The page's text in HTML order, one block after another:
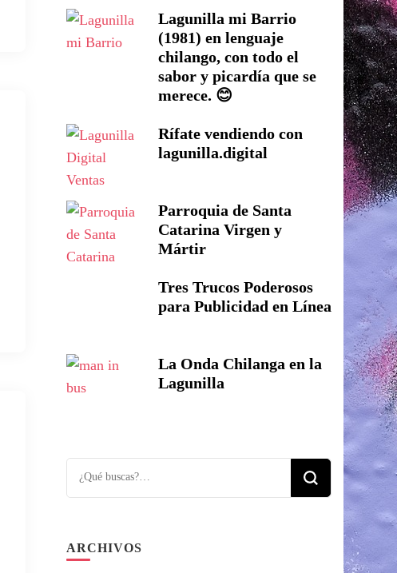
Lagunilla mi Barrio
(1981) en lenguaje
chilango, con todo el
sabor y picardía que se
merece. 😊
Rífate vendiendo con
lagunilla.digital
Parroquia de Santa
Catarina Virgen y
Mártir
Tres Trucos Poderosos
para Publicidad en Línea
La Onda Chilanga en la
Lagunilla
Looking
ARCHIVOS